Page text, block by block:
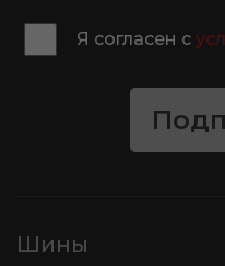
Я согласен с
Шины